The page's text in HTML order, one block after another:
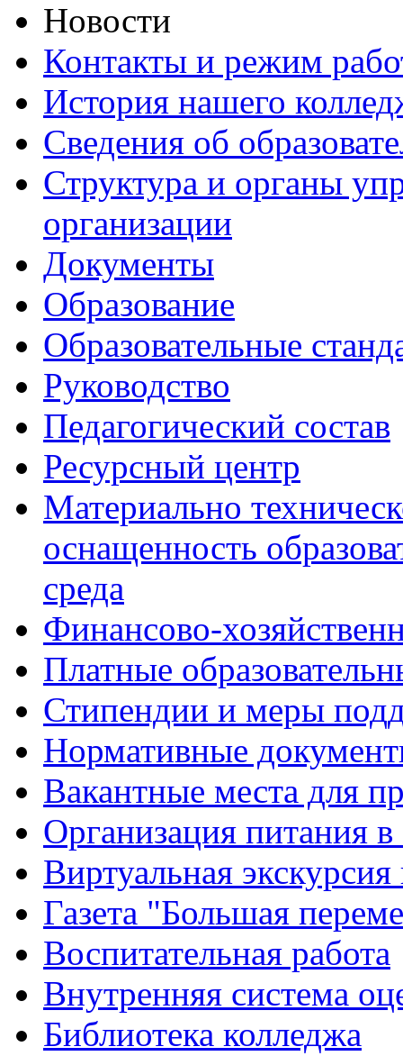
Новости
Контакты и режим
История нашего
Сведения об
Структура и органы
организации
Документы
Образование
Образовательные
Руководство
Педагогический состав
Ресурсный центр
Материально
оснащенность
среда
Финансово-
Платные
Стипендии и меры
Нормативные
Вакантные места для
Организация питания в
Виртуальная
Газета "Большая
Воспитательная работа
Внутренняя система
Библиотека колледжа